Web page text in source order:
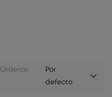
Ordenar
Por
defecto